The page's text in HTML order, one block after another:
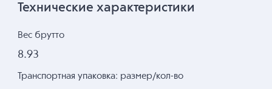
Технические характеристики
Вес брутто
8.93
Транспортная упаковка: размер/кол-во